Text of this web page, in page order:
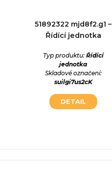
51892322 mjd8f2.g1 –
Řídící jednotka
Typ produktu: Řídící
jednotka
Skladové označení:
suilgi7us2cK
DETAIL